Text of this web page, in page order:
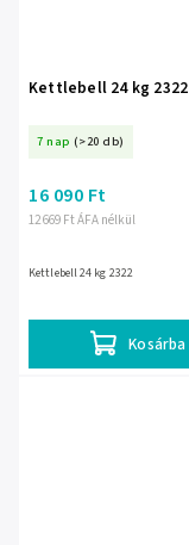
Kettlebell 24 kg 2322
7 nap (>20 db)
12 669 Ft ÁFA nélkül
16 090 Ft
Kosárba
Kettlebell 24 kg 2322